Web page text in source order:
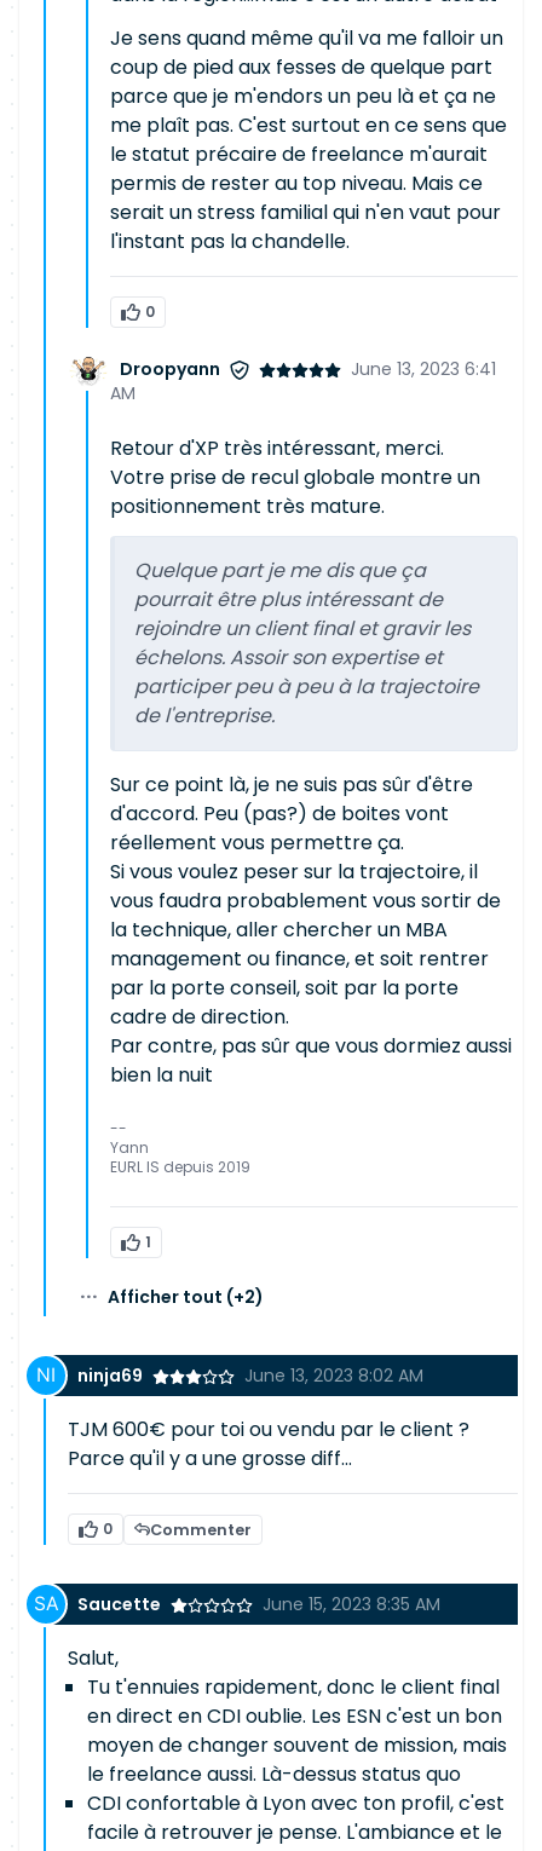
Je sens quand même qu'il va me falloir un
coup de pied aux fesses de quelque part
parce que je m'endors un peu là et ça ne
me plaît pas. C'est surtout en ce sens que
le statut précaire de freelance m'aurait
permis de rester au top niveau. Mais ce
serait un stress familial qui n'en vaut pour
l'instant pas la chandelle.
0
Droopyann
June 13, 2023 6:41
AM
Retour d'XP très intéressant, merci.
Votre prise de recul globale montre un
positionnement très mature.
Quelque part je me dis que ça
pourrait être plus intéressant de
rejoindre un client final et gravir les
échelons. Assoir son expertise et
participer peu à peu à la trajectoire
de l'entreprise.
Sur ce point là, je ne suis pas sûr d'être
d'accord. Peu (pas?) de boites vont
réellement vous permettre ça.
Si vous voulez peser sur la trajectoire, il
vous faudra probablement vous sortir de
la technique, aller chercher un MBA
management ou finance, et soit rentrer
par la porte conseil, soit par la porte
cadre de direction.
Par contre, pas sûr que vous dormiez aussi
bien la nuit
--
Yann
EURL IS depuis 2019
1
··· Afficher tout (+2)
ninja69 June 13, 2023 8:02 AM
TJM 600€ pour toi ou vendu par le client ?
Parce qu'il y a une grosse diff...
0 Commenter
Saucette June 15, 2023 8:35 AM
Salut,
Tu t'ennuies rapidement, donc le client final
en direct en CDI oublie. Les ESN c'est un bon
moyen de changer souvent de mission, mais
le freelance aussi. Là-dessus status quo
CDI confortable à Lyon avec ton profil, c'est
facile à retrouver je pense. L'ambiance et le